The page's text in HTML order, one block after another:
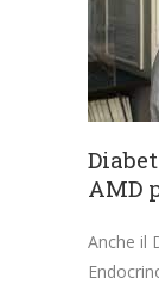
AMD
Anche il